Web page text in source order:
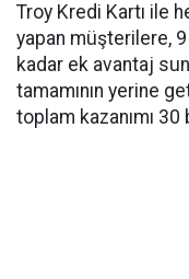
Troy Kredi Kartı ile
yapan müşterilere,
kadar ek avantaj
tamamının yerine
toplam kazanımı